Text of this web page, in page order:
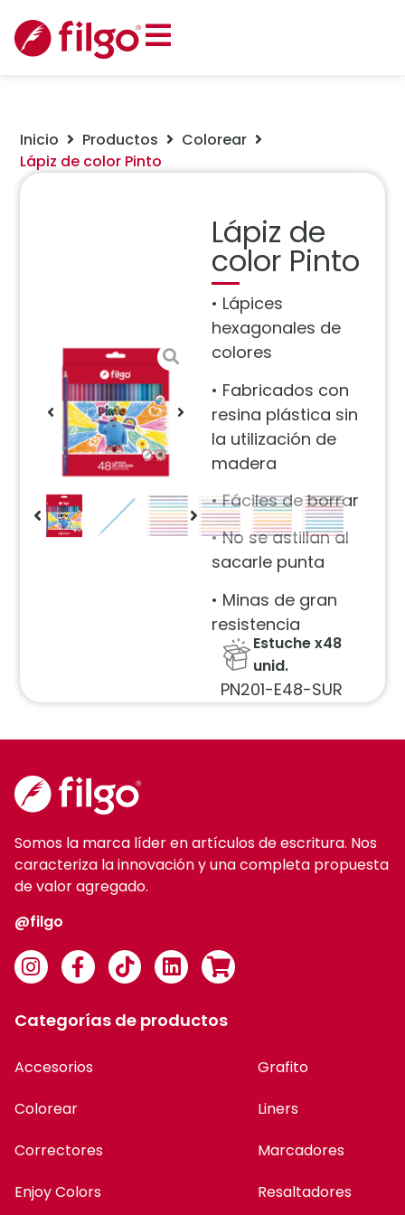
Inicio Productos
Colorear
Lápiz de color Pinto
Lápiz de
color Pinto
• Lápices
hexagonales de
colores
• Fabricados con
resina plástica sin
la utilización de
madera
• Fáciles de borrar
• No se astillan al
sacarle punta
• Minas de gran
resistencia
Estuche x48
unid.
PN201-E48-SUR
Somos la marca líder en artículos de escritura. Nos
caracteriza la innovación y una completa propuesta
de valor agregado.
@filgo
Categorías de productos
Accesorios
Colorear
Correctores
Enjoy Colors
Grafito
Liners
Marcadores
Resaltadores